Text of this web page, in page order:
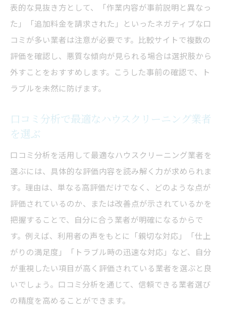
表的な見抜き方として、「作業内容が事前説明と異なっ
た」「追加料金を請求された」といったネガティブな口
コミが多い業者は注意が必要です。比較サイトで複数の
評価を確認し、悪質な傾向が見られる場合は選択肢から
外すことをおすすめします。こうした事前の確認で、ト
ラブルを未然に防げます。
口コミ分析で最適なハウスクリーニング業者
を選ぶ
口コミ分析を活用して最適なハウスクリーニング業者を
選ぶには、具体的な評価内容を読み解く力が求められま
す。理由は、単なる高評価だけでなく、どのような点が
評価されているのか、または改善点が示されているかを
把握することで、自分に合う業者が明確になるからで
す。例えば、利用者の声をもとに「親切な対応」「仕上
がりの満足度」「トラブル時の迅速な対応」など、自分
が重視したい項目が高く評価されている業者を選ぶと良
いでしょう。口コミ分析を通じて、信頼できる業者選び
の精度を高めることができます。